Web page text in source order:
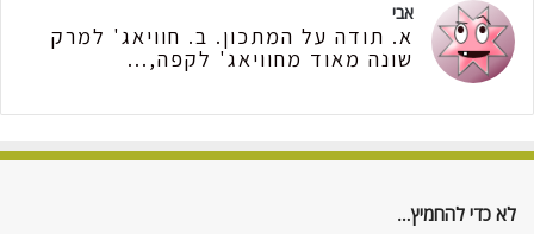
אבי
א. תודה על המתכון. ב. חוויאג' למרק
שונה מאוד מחוויאג' לקפה,...
לא כדי להחמיץ…